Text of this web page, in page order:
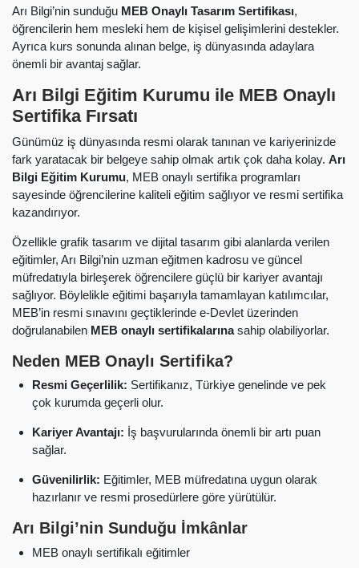
Arı Bilgi’nin sunduğu MEB Onaylı Tasarım Sertifikası,
öğrencilerin hem mesleki hem de kişisel gelişimlerini destekler.
Ayrıca kurs sonunda alınan belge, iş dünyasında adaylara
önemli bir avantaj sağlar.
Arı Bilgi Eğitim Kurumu ile MEB Onaylı
Sertifika Fırsatı
Günümüz iş dünyasında resmi olarak tanınan ve kariyerinizde
fark yaratacak bir belgeye sahip olmak artık çok daha kolay. Arı
Bilgi Eğitim Kurumu, MEB onaylı sertifika programları
sayesinde öğrencilerine kaliteli eğitim sağlıyor ve resmi sertifika
kazandırıyor.
Özellikle grafik tasarım ve dijital tasarım gibi alanlarda verilen
eğitimler, Arı Bilgi’nin uzman eğitmen kadrosu ve güncel
müfredatıyla birleşerek öğrencilere güçlü bir kariyer avantajı
sağlıyor. Böylelikle eğitimi başarıyla tamamlayan katılımcılar,
MEB’in resmi sınavını geçtiklerinde e-Devlet üzerinden
doğrulanabilen MEB onaylı sertifikalarınasahip olabiliyorlar.
Neden MEB Onaylı Sertifika?
Resmi Geçerlilik: Sertifikanız, Türkiye genelinde ve pek
çok kurumda geçerli olur.
Kariyer Avantajı: İş başvurularında önemli bir artı puan
sağlar.
Güvenilirlik: Eğitimler, MEB müfredatına uygun olarak
hazırlanır ve resmi prosedürlere göre yürütülür.
Arı Bilgi’nin Sunduğu İmkânlar
MEB onaylı sertifikalı eğitimler